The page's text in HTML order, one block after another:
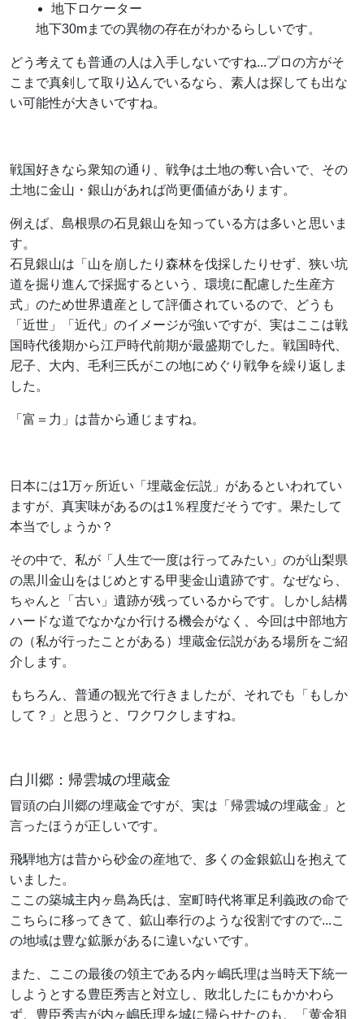
地下ロケーター
地下30mまでの異物の存在がわかるらしいです。
どう考えても普通の人は入手しないですね...プロの方がそ
こまで真剣して取り込んでいるなら、素人は探しても出な
い可能性が大きいですね。
戦国好きなら衆知の通り、戦争は土地の奪い合いで、その
土地に金山・銀山があれば尚更価値があります。
例えば、島根県の石見銀山を知っている方は多いと思いま
す。
石見銀山は「山を崩したり森林を伐採したりせず、狭い坑
道を掘り進んで採掘するという、環境に配慮した生産方
式」のため世界遺産として評価されているので、どうも
「近世」「近代」のイメージが強いですが、実はここは戦
国時代後期から江戸時代前期が最盛期でした。戦国時代、
尼子、大内、毛利三氏がこの地にめぐり戦争を繰り返しま
した。
「富＝力」は昔から通じますね。
日本には1万ヶ所近い「埋蔵金伝説」があるといわれてい
ますが、真実味があるのは1％程度だそうです。果たして
本当でしょうか？
その中で、私が「人生で一度は行ってみたい」のが山梨県
の黒川金山をはじめとする甲斐金山遺跡です。なぜなら、
ちゃんと「古い」遺跡が残っているからです。しかし結構
ハードな道でなかなか行ける機会がなく、今回は中部地方
の（私が行ったことがある）埋蔵金伝説がある場所をご紹
介します。
もちろん、普通の観光で行きましたが、それでも「もしか
して？」と思うと、ワクワクしますね。
白川郷：帰雲城の埋蔵金
冒頭の白川郷の埋蔵金ですが、実は「帰雲城の埋蔵金」と
言ったほうが正しいです。
飛騨地方は昔から砂金の産地で、多くの金銀鉱山を抱えて
いました。
ここの築城主内ヶ島為氏は、室町時代将軍足利義政の命で
こちらに移ってきて、鉱山奉行のような役割ですので...こ
の地域は豊な鉱脈があるに違いないです。
また、ここの最後の領主である内ヶ嶋氏理は当時天下統一
しようとする豊臣秀吉と対立し、敗北したにもかかわら
ず、豊臣秀吉が内ヶ嶋氏理を城に帰らせたのも、「黄金狙